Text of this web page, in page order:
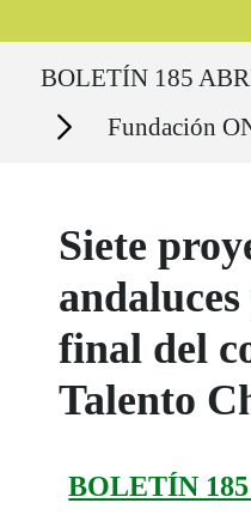
BOLETÍN 185
Secciones Fundación
Siete
final del
Talento
BOLETÍN